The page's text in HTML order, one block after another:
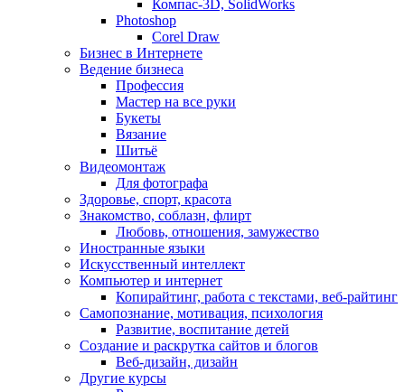
Компас-3D, SolidWorks
Photoshop
Corel Draw
Бизнес в Интернете
Ведение бизнеса
Профессия
Мастер на все руки
Букеты
Вязание
Шитьё
Видеомонтаж
Для фотографа
Здоровье, спорт, красота
Знакомство, соблазн, флирт
Любовь, отношения, замужество
Иностранные языки
Искусственный интеллект
Компьютер и интернет
Копирайтинг, работа с текстами, веб-райтинг
Самопознание, мотивация, психология
Развитие, воспитание детей
Создание и раскрутка сайтов и блогов
Веб-дизайн, дизайн
Другие курсы